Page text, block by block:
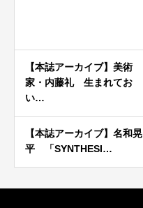
【本誌アーカイブ】美術
家・内藤礼 生まれてお
い…
【本誌アーカイブ】名和晃
平 「SYNTHESI…